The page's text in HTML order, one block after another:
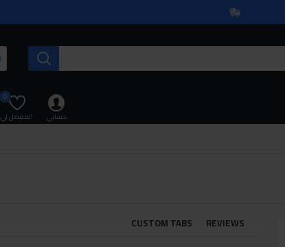
حسابي المفضل لي
0
REVIEWS
CUSTOM TABS